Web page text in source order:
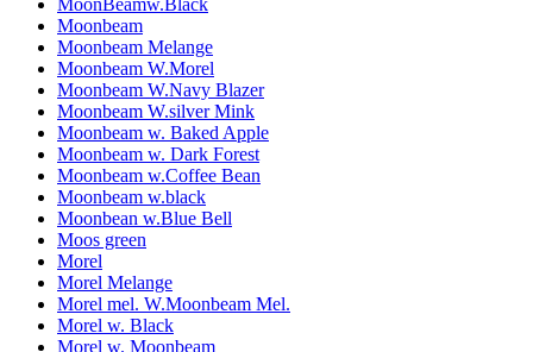
Moonbeam
Moonbeam Melange
Moonbeam W.Morel
Moonbeam W.Navy Blazer
Moonbeam W.silver Mink
Moonbeam w. Baked Apple
Moonbeam w. Dark Forest
Moonbeam w.Coffee Bean
Moonbeam w.black
Moonbean w.Blue Bell
Moos green
Morel
Morel Melange
Morel mel. W.Moonbeam Mel.
Morel w. Black
Morel w. Moonbeam